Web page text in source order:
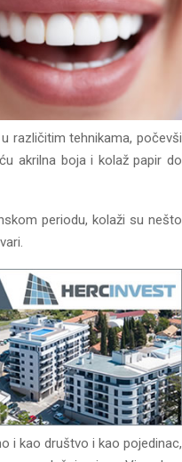
različitim tehnikama, počevši
akrilna boja i kolaž papir do
periodu, kolaži su nešto
i kao društvo i kao pojedinac,